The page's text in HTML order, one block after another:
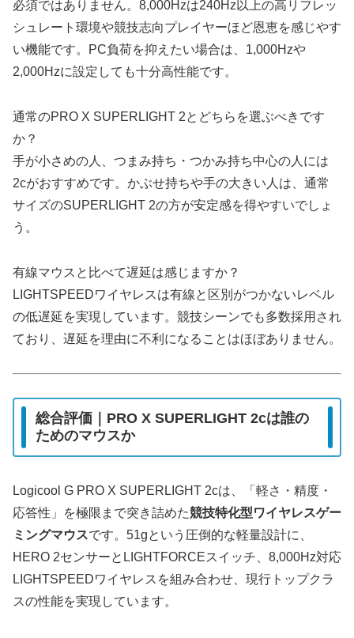
必須ではありません。8,000Hzは240Hz以上の高リフレッ
シュレート環境や競技志向プレイヤーほど恩恵を感じやす
い機能です。PC負荷を抑えたい場合は、1,000Hzや
2,000Hzに設定しても十分高性能です。
通常のPRO X SUPERLIGHT 2とどちらを選ぶべきです
か？
手が小さめの人、つまみ持ち・つかみ持ち中心の人には
2cがおすすめです。かぶせ持ちや手の大きい人は、通常
サイズのSUPERLIGHT 2の方が安定感を得やすいでしょ
う。
有線マウスと比べて遅延は感じますか？
LIGHTSPEEDワイヤレスは有線と区別がつかないレベル
の低遅延を実現しています。競技シーンでも多数採用され
ており、遅延を理由に不利になることはほぼありません。
総合評価｜PRO X SUPERLIGHT 2cは誰の
ためのマウスか
Logicool G PRO X SUPERLIGHT 2cは、「軽さ・精度・
応答性」を極限まで突き詰めた競技特化型ワイヤレスゲー
ミングマウスです。51gという圧倒的な軽量設計に、
HERO 2センサーとLIGHTFORCEスイッチ、8,000Hz対応
LIGHTSPEEDワイヤレスを組み合わせ、現行トップクラ
スの性能を実現しています。